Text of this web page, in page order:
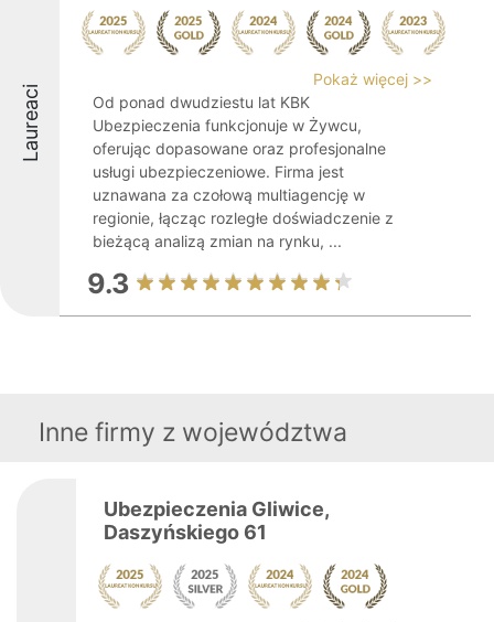
Laureaci
Pokaż więcej >>
Od ponad dwudziestu lat KBK
Ubezpieczenia funkcjonuje w Żywcu,
oferując dopasowane oraz profesjonalne
usługi ubezpieczeniowe. Firma jest
uznawana za czołową multiagencję w
regionie, łącząc rozległe doświadczenie z
bieżącą analizą zmian na rynku, ...
9.3
Inne firmy z województwa
Ubezpieczenia Gliwice,
Daszyńskiego 61